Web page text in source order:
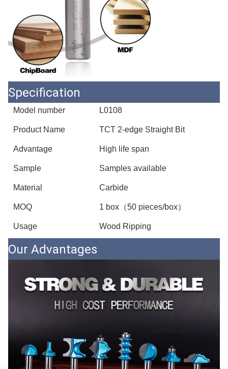
Specification
Model number L0108
Product Name TCT 2-edge Straight Bit
Advantage High life span
Sample Samples available
Material Carbide
MOQ 1 box（50 pieces/box）
Usage Wood Ripping
Our Advantages